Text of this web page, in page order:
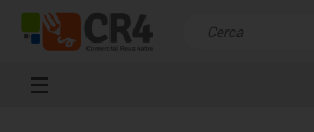
Resultats de la